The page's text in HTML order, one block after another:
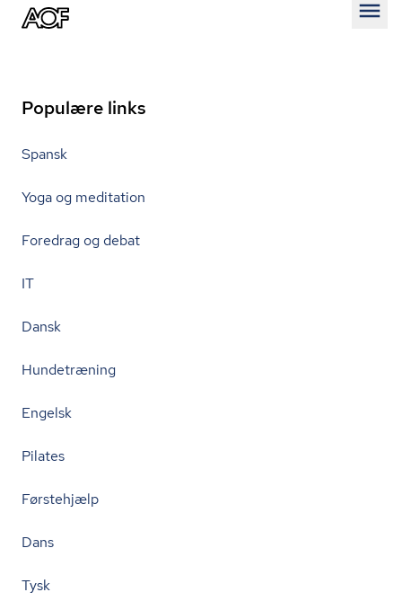
Populære links
Spansk
Yoga og meditation
Foredrag og debat
IT
Dansk
Hundetræning
Engelsk
Pilates
Førstehjælp
Dans
Tysk